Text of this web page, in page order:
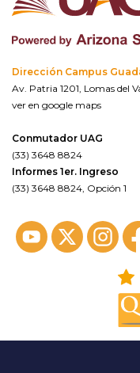
Dirección Campus
Av. Patria 1201, Lomas del
ver en google maps
Conmutador UAG
(33) 3648 8824
Informes 1er. Ingreso
(33) 3648 8824, Opción 1